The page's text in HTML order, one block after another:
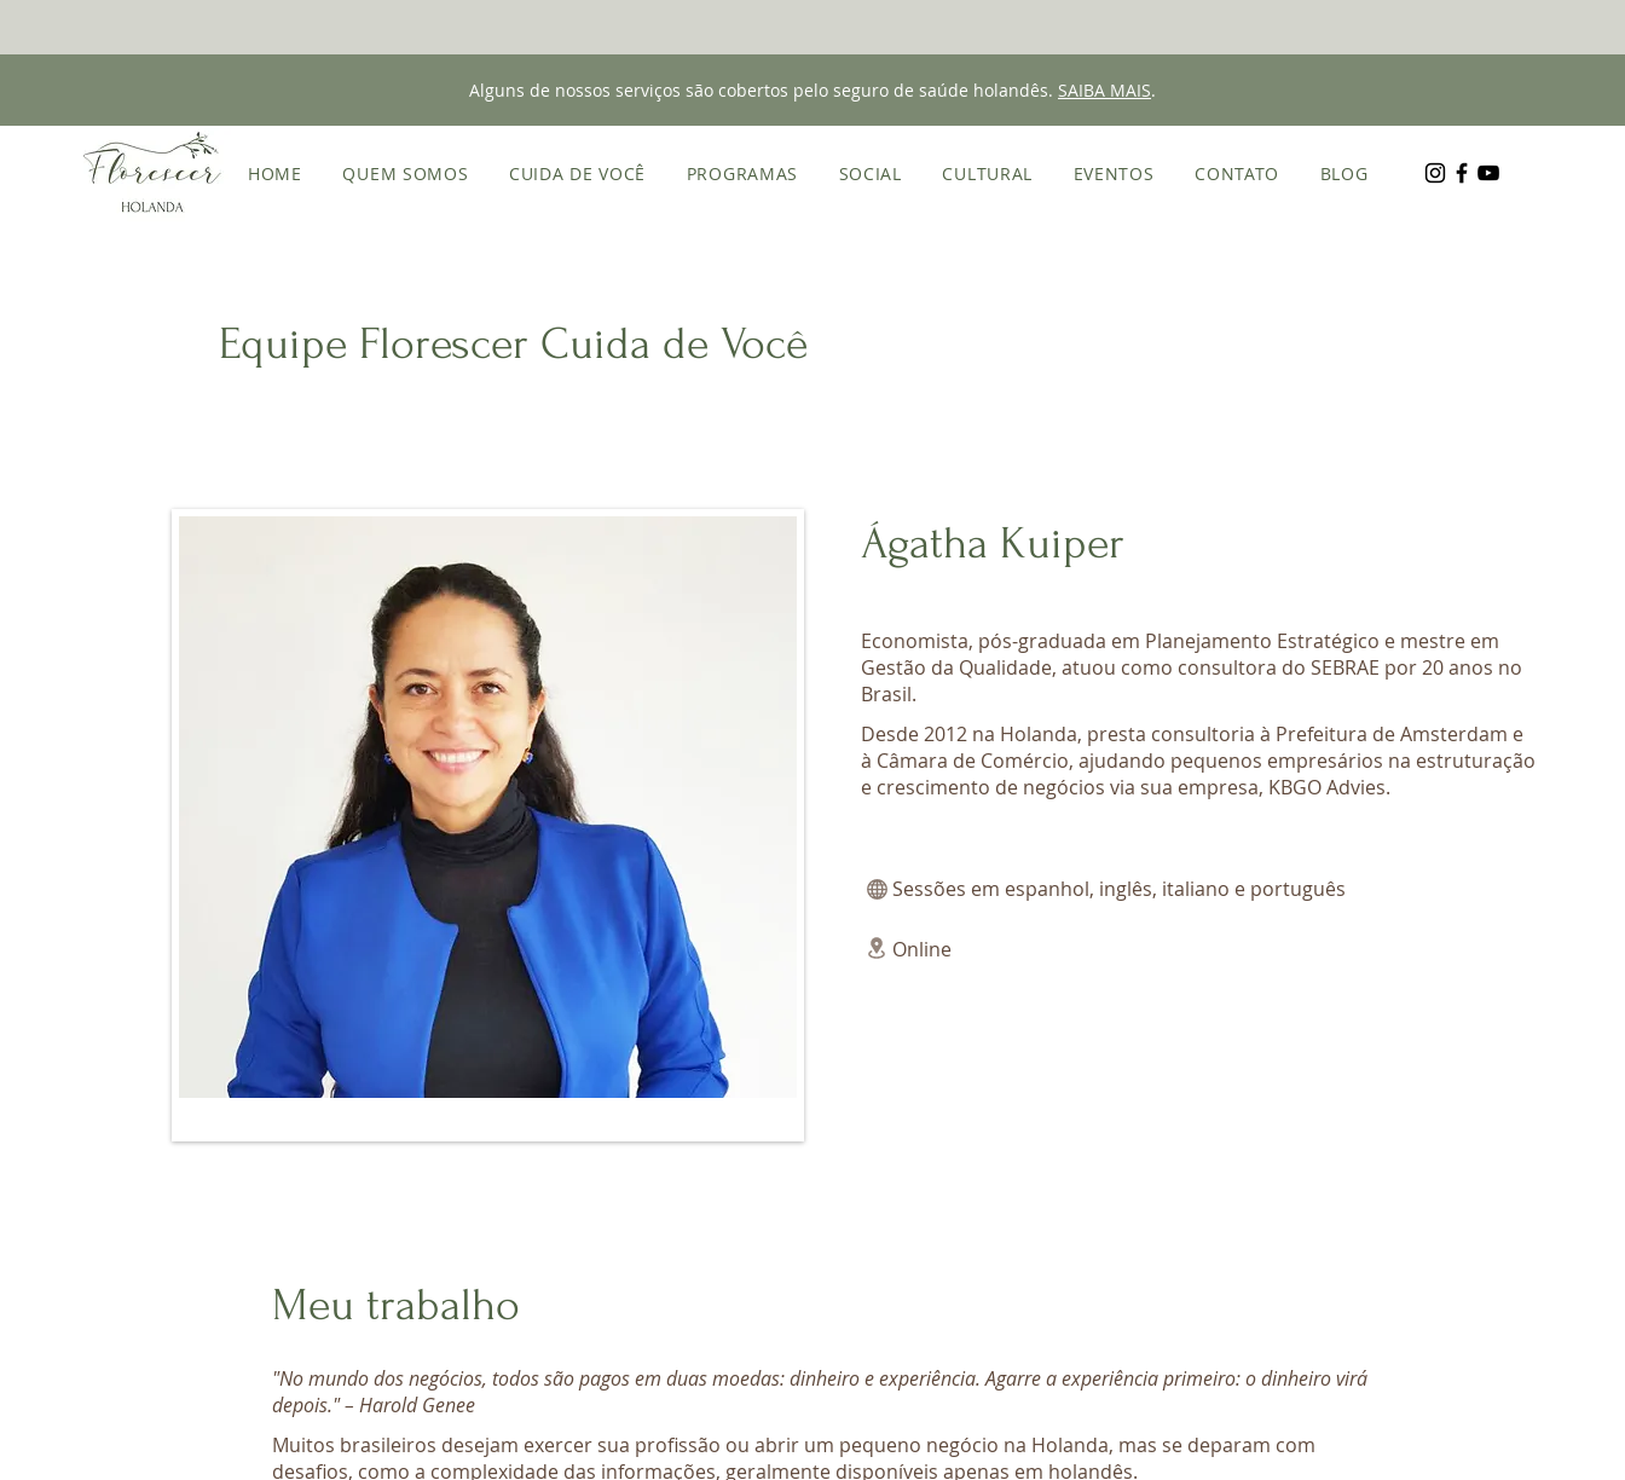
Alguns de nossos serviços são cobertos pelo seguro de saúde holandês. SAIBA MAIS.
HOME QUEM SOMOS CUIDA DE VOCÊ PROGRAMAS SOCIAL CULTURAL EVENTOS CONTATO BLOG
Equipe Florescer Cuida de Você
Ágatha Kuiper
Economista, pós-graduada em Planejamento Estratégico e mestre em
Gestão da Qualidade, atuou como consultora do SEBRAE por 20 anos no
Brasil.
Desde 2012 na Holanda, presta consultoria à Prefeitura de Amsterdam e
à Câmara de Comércio, ajudando pequenos empresários na estruturação
e crescimento de negócios via sua empresa, KBGO Advies.
Sessões em espanhol, inglês, italiano e português
Online
Meu trabalho
"No mundo dos negócios, todos são pagos em duas moedas: dinheiro e experiência. Agarre a experiência primeiro: o dinheiro virá
depois." – Harold Genee
Muitos brasileiros desejam exercer sua profissão ou abrir um pequeno negócio na Holanda, mas se deparam com
desafios, como a complexidade das informações, geralmente disponíveis apenas em holandês.